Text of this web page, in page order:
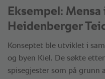
Eksempel:
Heidenberger
Konseptet ble utviklet i
og byen Kiel. De søkte
spisegjester som på grunn